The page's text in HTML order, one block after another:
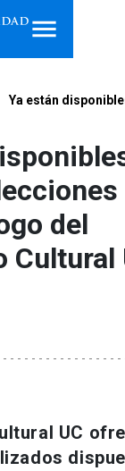
e
keyboard_arrow_down
Ya están
del
Cultural
UC